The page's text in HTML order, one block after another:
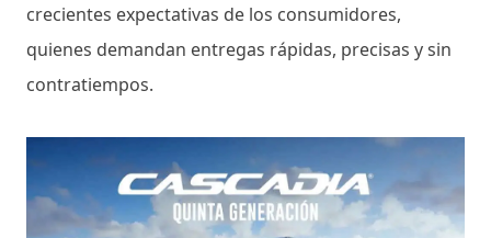
crecientes expectativas de los consumidores,
quienes demandan entregas rápidas, precisas y sin
contratiempos.